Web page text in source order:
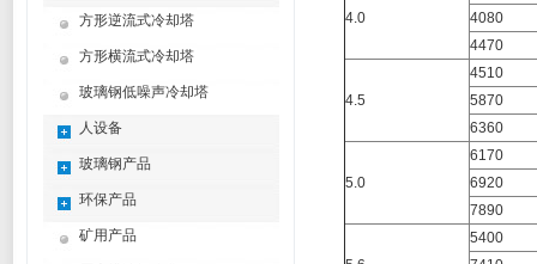
方形逆流式冷却塔
方形横流式冷却塔
玻璃钢低噪声冷却塔
人设备
玻璃钢产品
环保产品
矿用产品
4.0
4080
4470
4.5
4510
5870
6360
5.0
6170
6920
7890
5400